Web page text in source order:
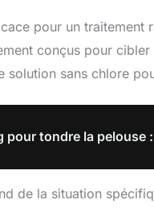
pour un traitement
conçus pour cibler
solution sans chlore
pour tondre la pelouse
de la situation